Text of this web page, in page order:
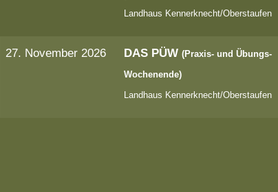
Landhaus Kennerknecht/Oberstaufen
27. November 2026 DAS PÜW (Praxis- und Übungs-
Wochenende)
Landhaus Kennerknecht/Oberstaufen